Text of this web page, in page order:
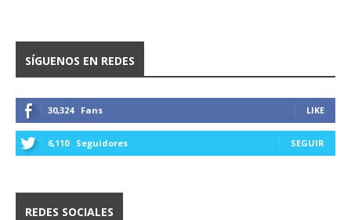
SÍGUENOS EN REDES
30,324 Fans LIKE
6,110 Seguidores SEGUIR
REDES SOCIALES